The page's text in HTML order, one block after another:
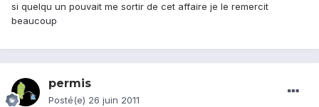
si quelqu un pouvait me sortir de cet affaire je le remercit
beaucoup
permis
Posté(e) 26 juin 2011